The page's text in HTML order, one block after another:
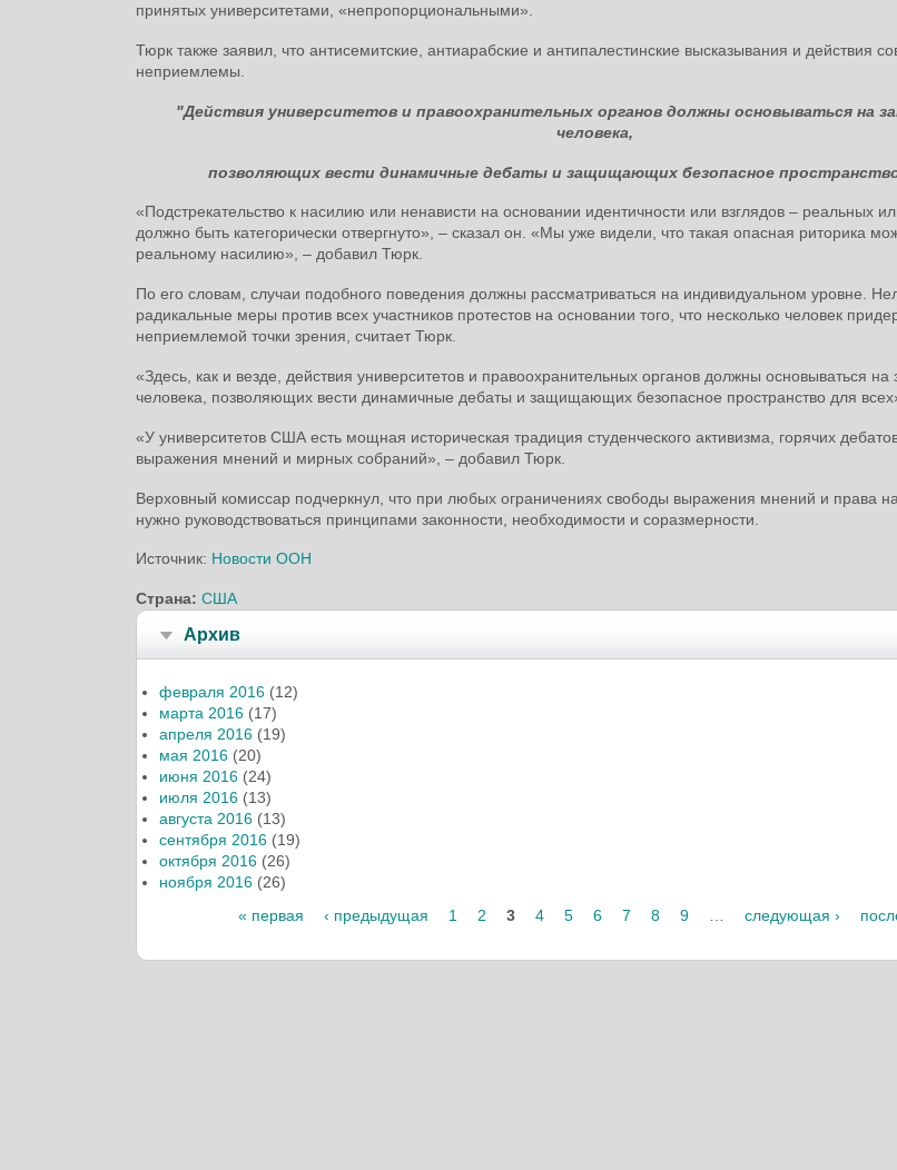
принятых университетами, «непропорциональными».
Тюрк также заявил, что антисемитские, антиарабские и антипалестинские высказывания и действия
неприемлемы.
"Действия университетов и правоохранительных органов должны основываться на
человека,
позволяющих вести динамичные дебаты и защищающих безопасное
«Подстрекательство к насилию или ненависти на основании идентичности или взглядов – реальных
должно быть категорически отвергнуто», – сказал он. «Мы уже видели, что такая опасная риторика
реальному насилию», – добавил Тюрк.
По его словам, случаи подобного поведения должны рассматриваться на индивидуальном уровне.
радикальные меры против всех участников протестов на основании того, что несколько человек
неприемлемой точки зрения, считает Тюрк.
«Здесь, как и везде, действия университетов и правоохранительных органов должны основываться на
человека, позволяющих вести динамичные дебаты и защищающих безопасное пространство для
«У университетов США есть мощная историческая традиция студенческого активизма, горячих
выражения мнений и мирных собраний», – добавил Тюрк.
Верховный комиссар подчеркнул, что при любых ограничениях свободы выражения мнений и права
нужно руководствоваться принципами законности, необходимости и соразмерности.
Источник: Новости ООН
Страна: США
Архив
февраля 2016 (12)
марта 2016 (17)
апреля 2016 (19)
мая 2016 (20)
июня 2016 (24)
июля 2016 (13)
августа 2016 (13)
сентября 2016 (19)
октября 2016 (26)
ноября 2016 (26)
« первая ‹ предыдущая 1 2 3 4 5 6 7 8 9 следующая ›